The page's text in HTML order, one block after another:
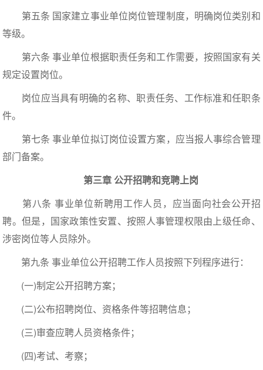
第五条 国家建立事业单位岗位管理制度，明确岗位类别和
等级。
第六条 事业单位根据职责任务和工作需要，按照国家有关
规定设置岗位。
岗位应当具有明确的名称、职责任务、工作标准和任职条
件。
第七条 事业单位拟订岗位设置方案，应当报人事综合管理
部门备案。
第三章 公开招聘和竞聘上岗
第八条 事业单位新聘用工作人员，应当面向社会公开招
聘。但是，国家政策性安置、按照人事管理权限由上级任命、
涉密岗位等人员除外。
第九条 事业单位公开招聘工作人员按照下列程序进行：
(一)制定公开招聘方案；
(二)公布招聘岗位、资格条件等招聘信息；
(三)审查应聘人员资格条件；
(四)考试、考察；